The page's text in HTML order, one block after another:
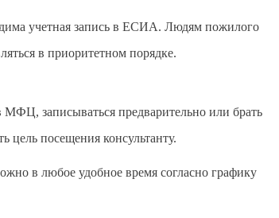
учетная запись в ЕСИА. Людям пожилого
в приоритетном порядке.
записываться предварительно или брать
цель посещения консультанту.
в любое удобное время согласно графику